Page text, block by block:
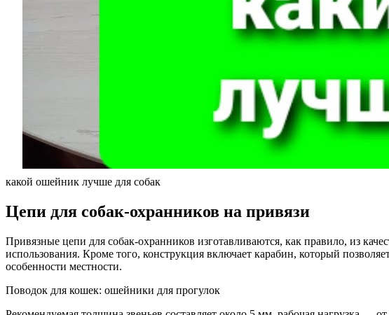
какой ошейник лучше для собак
Цепи для собак-охранников на привязи
Привязные цепи для собак-охранников изготавливаются, как правило, из
использования. Кроме того, конструкция включает карабин, который
особенности местности.
Поводок для кошек: ошейники для прогулок